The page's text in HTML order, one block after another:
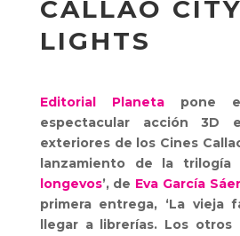
CALLAO CITY
LIGHTS
Editorial Planetapone
espectacular acción 3D
exteriores de los Cines
lanzamiento de la trilogía
longevos’, de Eva García
primera entrega, ‘La vieja
llegar a librerías. Los